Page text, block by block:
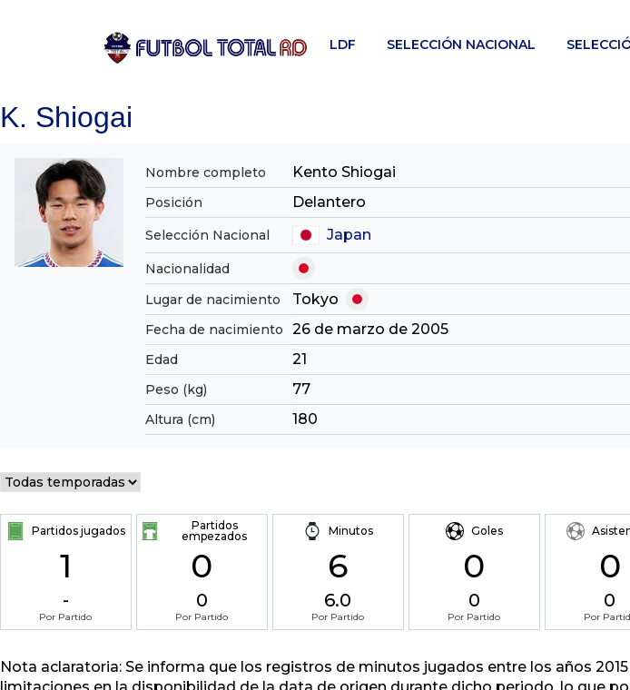
LDF SELECCIÓN NACIONAL
K. Shiogai
Nombre completo Kento Shiogai
Posición Delantero
Selección Nacional Japan
Nacionalidad
Lugar de nacimiento
Tokyo
Fecha de nacimiento 26 de marzo de 2005
Edad 21
Peso (kg) 77
Altura (cm) 180
Partidos jugados
1
-
Por Partido
Partidos
empezados
0
0
Por Partido
Minutos
6
6.0
Por Partido
Goles
0
0
Por Partido
0
0
Por
Nota aclaratoria: Se informa que los registros de minutos jugados entre los años